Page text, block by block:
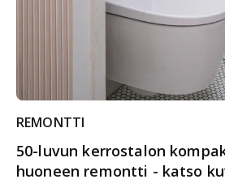
REMONTTI
50-luvun kerrostalon
huoneen remontti - katso